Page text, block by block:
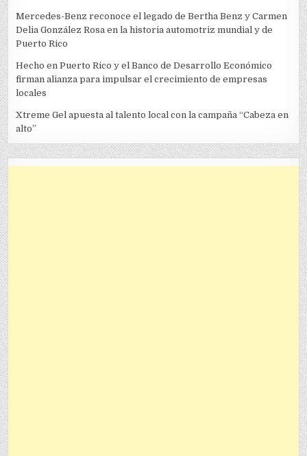
Mercedes-Benz reconoce el legado de Bertha Benz y Carmen
Delia González Rosa en la historia automotriz mundial y de
Puerto Rico
Hecho en Puerto Rico y el Banco de Desarrollo Económico
firman alianza para impulsar el crecimiento de empresas
locales
Xtreme Gel apuesta al talento local con la campaña “Cabeza en
alto”